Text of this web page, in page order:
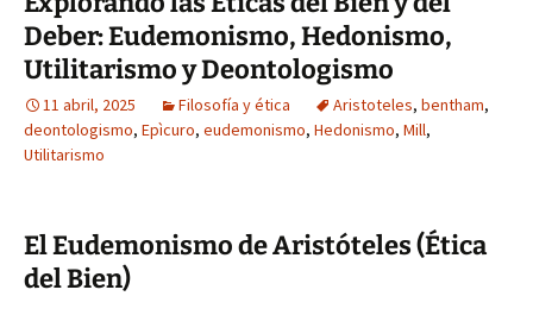
Deber: Eudemonismo, Hedonismo,
Utilitarismo y Deontologismo
11 abril, 2025 Filosofía y ética Aristoteles, bentham,
deontologismo, Epìcuro, eudemonismo, Hedonismo, Mill,
Utilitarismo
El Eudemonismo de Aristóteles (Ética
del Bien)